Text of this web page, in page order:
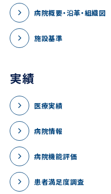
病院概要・沿革・組織図
施設基準
実績
医療実績
病院情報
病院機能評価
患者満足度調査